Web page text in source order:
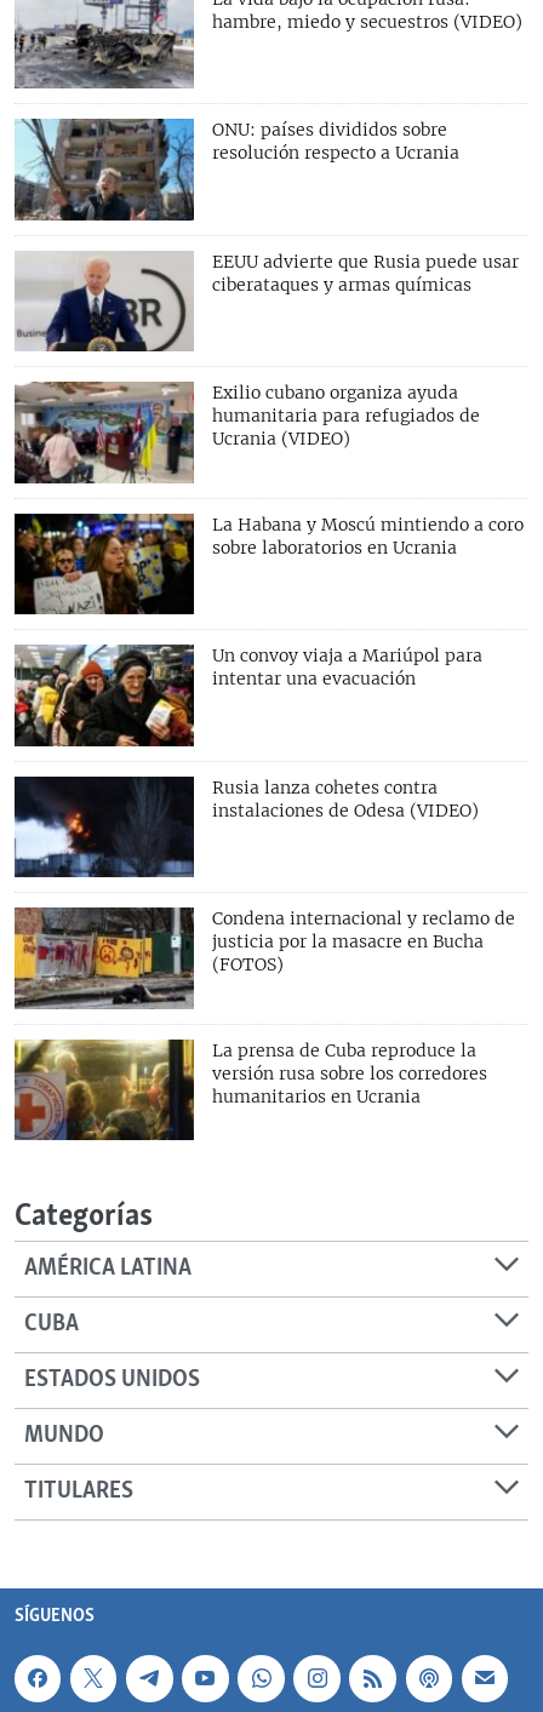
hambre, miedo y secuestros (VIDEO)
ONU: países divididos sobre
resolución respecto a Ucrania
EEUU advierte que Rusia puede usar
ciberataques y armas químicas
Exilio cubano organiza ayuda
humanitaria para refugiados de
Ucrania (VIDEO)
La Habana y Moscú mintiendo a coro
sobre laboratorios en Ucrania
Un convoy viaja a Mariúpol para
intentar una evacuación
Rusia lanza cohetes contra
instalaciones de Odesa (VIDEO)
Condena internacional y reclamo de
justicia por la masacre en Bucha
(FOTOS)
La prensa de Cuba reproduce la
versión rusa sobre los corredores
humanitarios en Ucrania
Categorías
AMÉRICA LATINA
CUBA
ESTADOS UNIDOS
MUNDO
TITULARES
SÍGUENOS